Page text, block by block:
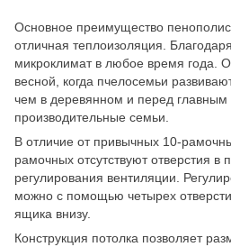
Основное преимущество
отличная теплоизоляция.
микроклимат в любое время года.
весной, когда пчелосемьи
чем в деревянном и перед
производительные семьи.
В отличие от привычных 10-
рамочных отсутствуют отверстия в
регулирования вентиляции.
можно с помощью четырех
ящика внизу.
Конструкция потолка позволяет